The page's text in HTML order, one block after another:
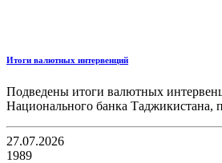
Итоги валютных интервенций
Подведены итоги валютных
Национального банка Таджикистана,
27.07.2026
1989